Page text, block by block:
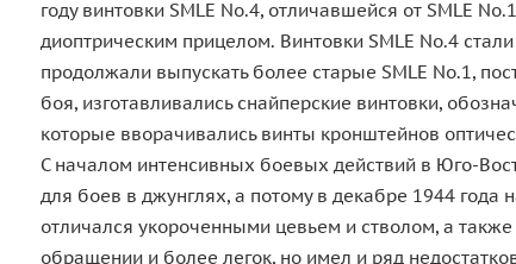
году винтовки SMLE No.4, отличавшейся от SMLE
диоптрическим прицелом. Винтовки SMLE No.4
продолжали выпускать более старые SMLE No.1,
боя, изготавливались снайперские винтовки,
которые вворачивались винты кронштейнов
С началом интенсивных боевых действий в Юго-
для боев в джунглях, а потому в декабре 1944
отличался укороченными цевьем и стволом, а
обращении и более легок, но имел и ряд